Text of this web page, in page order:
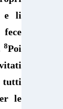
e li
8Poi
tutti
le